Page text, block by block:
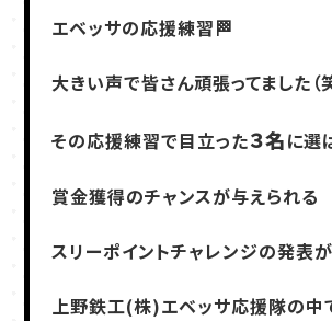
エベッサの応援練習🏁
大きい声で皆さん頑張ってました（
その応援練習で目立った３名に選
賞金獲得のチャンスが与えられる
スリーポイントチャレンジの発表
上野鉄工(株)エベッサ応援隊の中